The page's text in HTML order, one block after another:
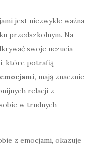
jest niezwykle ważna
przedszkolnym. Na
swoje uczucia
które potrafią
, mają znacznie
relacji z
w trudnych
z emocjami, okazuje